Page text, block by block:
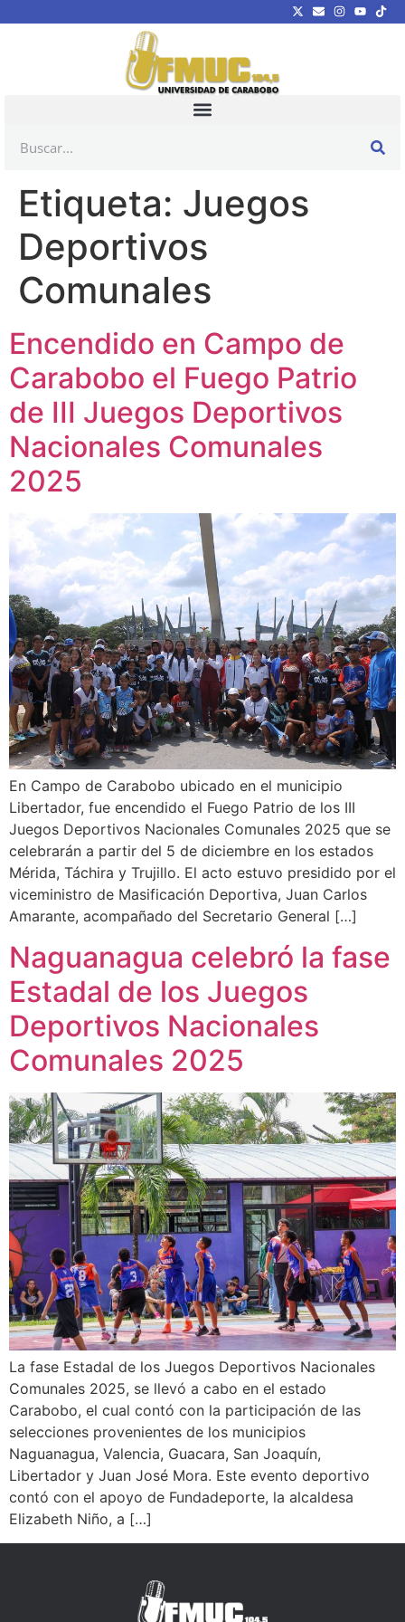
Etiqueta: Juegos
Deportivos
Comunales
Encendido en Campo de
Carabobo el Fuego Patrio
de III Juegos Deportivos
Nacionales Comunales
2025
En Campo de Carabobo ubicado en el municipio
Libertador, fue encendido el Fuego Patrio de los III
Juegos Deportivos Nacionales Comunales 2025 que se
celebrarán a partir del 5 de diciembre en los estados
Mérida, Táchira y Trujillo. El acto estuvo presidido por el
viceministro de Masificación Deportiva, Juan Carlos
Amarante, acompañado del Secretario General […]
Naguanagua celebró la fase
Estadal de los Juegos
Deportivos Nacionales
Comunales 2025
La fase Estadal de los Juegos Deportivos Nacionales
Comunales 2025, se llevó a cabo en el estado
Carabobo, el cual contó con la participación de las
selecciones provenientes de los municipios
Naguanagua, Valencia, Guacara, San Joaquín,
Libertador y Juan José Mora. Este evento deportivo
contó con el apoyo de Fundadeporte, la alcaldesa
Elizabeth Niño, a […]